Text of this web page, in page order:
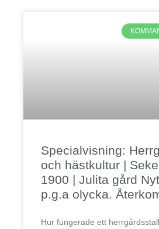
Specialvisning:
och hästkultur |
1900 | Julita gård
p.g.a olycka.
Hur fungerade ett